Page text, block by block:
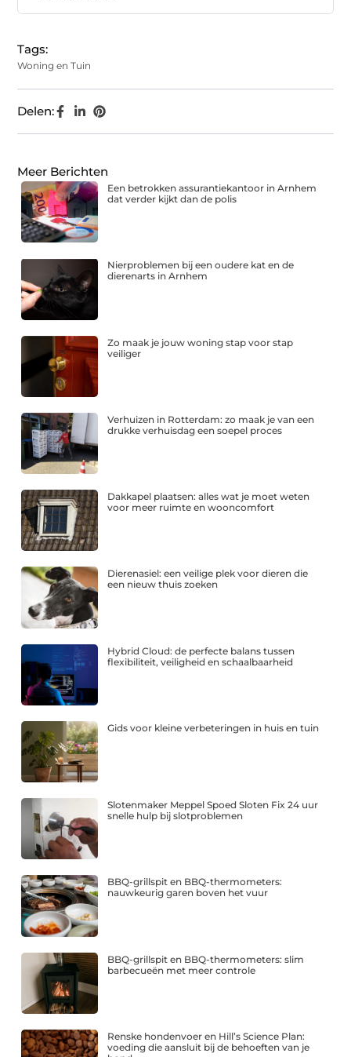
Tags:
Woning en Tuin
Delen:
Meer Berichten
Een betrokken assurantiekantoor in Arnhem
dat verder kijkt dan de polis
Nierproblemen bij een oudere kat en de
dierenarts in Arnhem
Zo maak je jouw woning stap voor stap
veiliger
Verhuizen in Rotterdam: zo maak je van een
drukke verhuisdag een soepel proces
Dakkapel plaatsen: alles wat je moet weten
voor meer ruimte en wooncomfort
Dierenasiel: een veilige plek voor dieren die
een nieuw thuis zoeken
Hybrid Cloud: de perfecte balans tussen
flexibiliteit, veiligheid en schaalbaarheid
Gids voor kleine verbeteringen in huis en tuin
Slotenmaker Meppel Spoed Sloten Fix 24 uur
snelle hulp bij slotproblemen
BBQ-grillspit en BBQ-thermometers:
nauwkeurig garen boven het vuur
BBQ-grillspit en BBQ-thermometers: slim
barbecueën met meer controle
Renske hondenvoer en Hill’s Science Plan:
voeding die aansluit bij de behoeften van je